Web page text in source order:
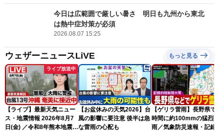
今日は広範囲で厳しい暑さ 明日も九州から東北
は熱中症対策が必須
2026.08.07 15:25
ウェザーニュースLiVE もっと見る
ライブ放送中
【ライブ】最新天気ニュー
ス・地震情報 2026年8月7
日(金) ／令和8年熊本地震情
【お盆休みの天気2026】台
風の影響に要注意 後半は急
な雷雨の心配も
【ゲリラ雷雨】長野県で1
時間に約100mmの猛烈な
雨／気象防災速報・記録